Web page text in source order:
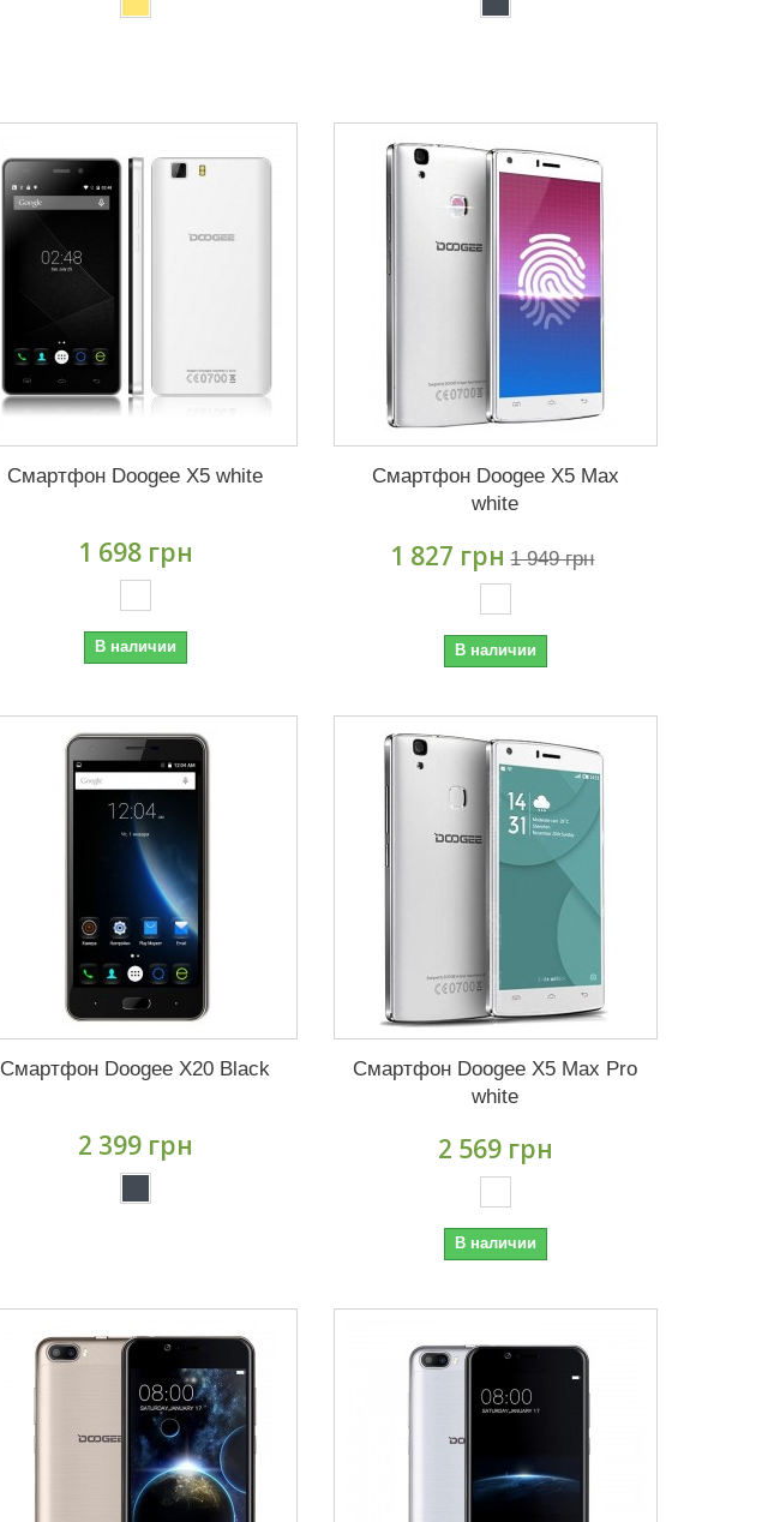
Смартфон Doogee X5 white
1 698 грн
В наличии
Смартфон Doogee X5 Max
white
1 827 грн 1 949 грн
В наличии
Смартфон Doogee X20 Black
2 399 грн
Смартфон Doogee X5 Max Pro
white
2 569 грн
В наличии